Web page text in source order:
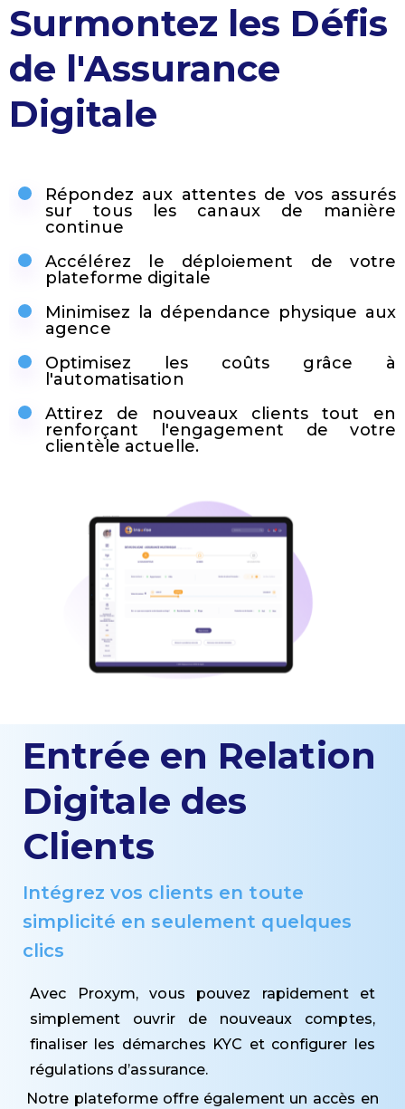
Surmontez les Défis
de l'Assurance
Digitale
Répondez aux attentes de vos assurés
sur tous les canaux de manière
continue
Accélérez le déploiement de votre
plateforme digitale
Minimisez la dépendance physique aux
agence
Optimisez les coûts grâce à
l'automatisation
Attirez de nouveaux clients tout en
renforçant l'engagement de votre
clientèle actuelle.
Entrée en Relation
Digitale des
Clients
Intégrez vos clients en toute
simplicité en seulement quelques
clics
Avec Proxym, vous pouvez rapidement et
simplement ouvrir de nouveaux comptes,
finaliser les démarches KYC et configurer les
régulations d’assurance.
Notre plateforme offre également un accès en